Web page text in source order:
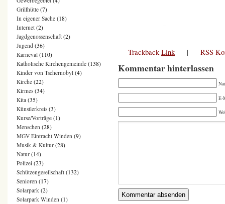
TrackbackLink | RSS
Kommentar hinterlassen
E-
Grillhütte (7)
In eigener Sache (18)
Internet (2)
Jagdgenossenschaft (2)
Jugend (36)
Karneval (110)
Katholische Kirchengemeinde (138)
Kinder von Tschernobyl (4)
Kirche (22)
Kirmes (34)
Kita (35)
Künstlerkreis (3)
Kurse/Vorträge (1)
Menschen (28)
MGV Eintracht Winden (9)
Musik & Kultur (28)
Natur (14)
Polizei (23)
Schützengesellschaft (132)
Senioren (17)
Solarpark (2)
Solarpark Winden (1)